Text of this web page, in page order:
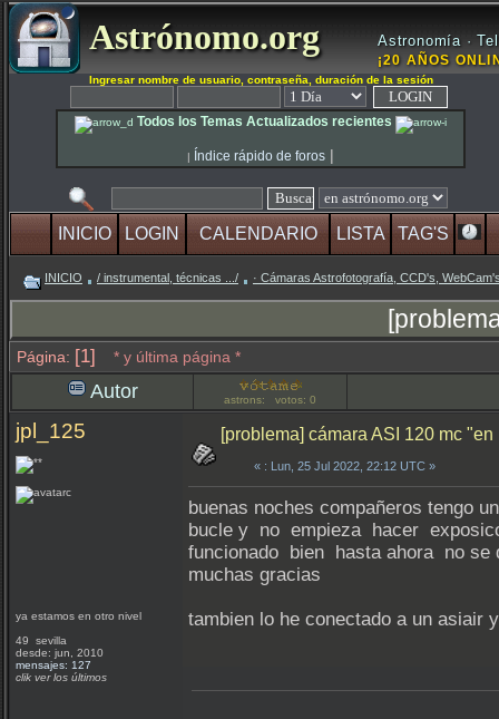
Astrónomo.org Astronomía ·
¡20 AÑOS
Ingresar nombre de usuario, contraseña, duración de la sesión
Todos los Temas Actualizados recientes
| Índice rápido de foros |
INICIO LOGIN CALENDARIO LISTA TAG'S
INICIO / instrumental, técnicas .../ · Cámaras Astrofotografía, CCD's,
Página: [1] * y última página *
Autor astrons: votos: 0
jpl_125
ya estamos en otro nivel
49 sevilla
desde: jun, 2010
mensajes: 127
clik ver los últimos
[problema] cámara ASI 120 mc
« : Lun, 25 Jul 2022, 22:12 UTC »
buenas noches compañeros tengo
bucle y no empieza hacer
funcionado bien hasta ahora no se
muchas gracias
tambien lo he conectado a un asiair